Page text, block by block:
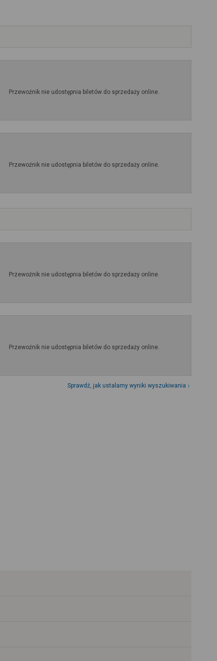
Przewoźnik nie udostępnia biletów do sprzedaży online.
Przewoźnik nie udostępnia biletów do sprzedaży online.
Przewoźnik nie udostępnia biletów do sprzedaży online.
Przewoźnik nie udostępnia biletów do sprzedaży online.
Sprawdź, jak ustalamy wyniki wyszukiwania